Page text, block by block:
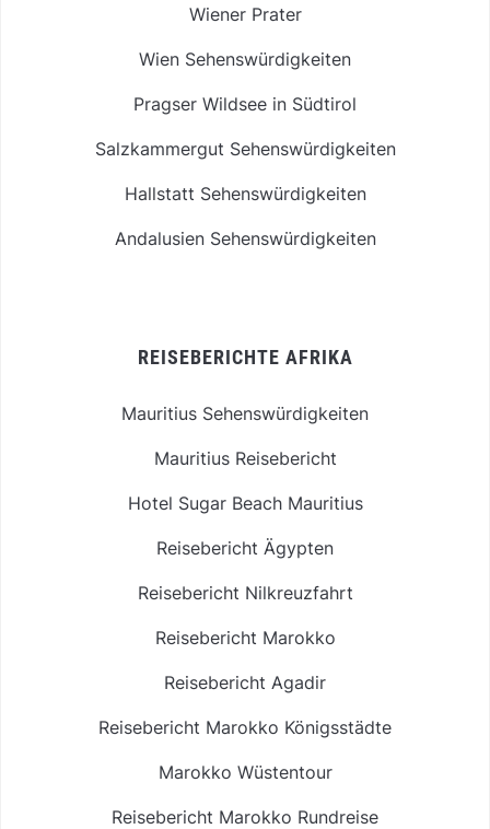
Wiener Prater
Wien Sehenswürdigkeiten
Pragser Wildsee in Südtirol
Salzkammergut Sehenswürdigkeiten
Hallstatt Sehenswürdigkeiten
Andalusien Sehenswürdigkeiten
REISEBERICHTE AFRIKA
Mauritius Sehenswürdigkeiten
Mauritius Reisebericht
Hotel Sugar Beach Mauritius
Reisebericht Ägypten
Reisebericht Nilkreuzfahrt
Reisebericht Marokko
Reisebericht Agadir
Reisebericht Marokko Königsstädte
Marokko Wüstentour
Reisebericht Marokko Rundreise